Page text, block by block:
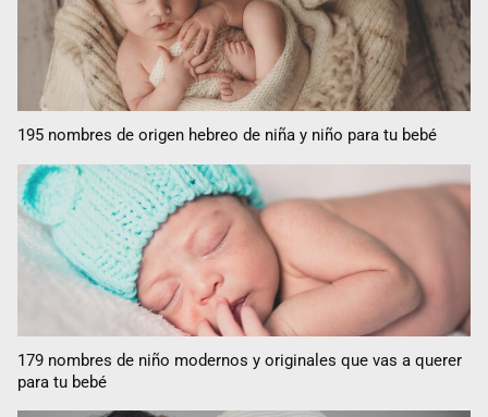
195 nombres de origen hebreo de niña y niño para tu bebé
179 nombres de niño modernos y originales que vas a querer
para tu bebé